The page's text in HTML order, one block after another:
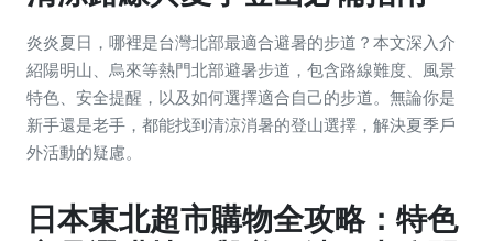
炎炎夏日，哪裡是台灣北部最適合避暑的步道？本文深入介
紹陽明山、烏來等熱門北部避暑步道，包含路線難度、風景
特色、安全提醒，以及如何選擇適合自己的步道。無論你是
新手還是老手，都能找到清涼消暑的登山選擇，解決夏季戶
外活動的疑慮。
日本東北超市購物全攻略：特色